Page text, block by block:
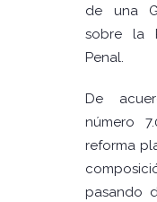
de una
sobre la
Penal.
De
número
reforma
pasando